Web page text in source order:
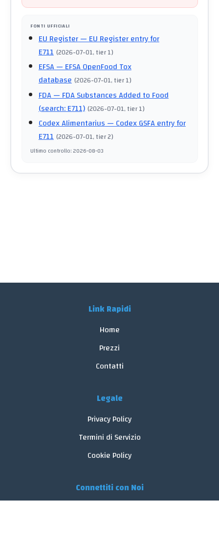
FONTI UFFICIALI
EU Register— EU Register entry for
E711 (2026-07-01, tier 1)
EFSA— EFSA OpenFood Tox
database (2026-07-01, tier 1)
FDA— FDA Substances Added to Food
(search: E711) (2026-07-01, tier 1)
Codex Alimentarius— Codex GSFA entry for
E711 (2026-07-01, tier 2)
Ultimo controllo:2026-08-03
Link Rapidi
Home
Prezzi
Contatti
Legale
Privacy Policy
Termini di Servizio
Cookie Policy
Connettiti con Noi